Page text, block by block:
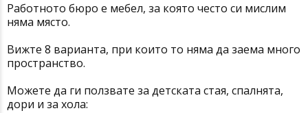
Работното бюро е мебел, за която често си мислим
няма място.
Вижте 8 варианта, при които то няма да заема много
пространство.
Можете да ги ползвате за детската стая, спалнята,
дори и за хола: